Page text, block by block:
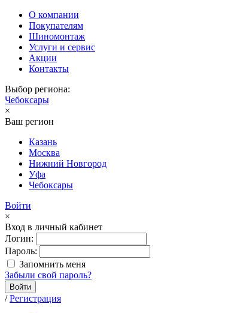
О компании
Покупателям
Шиномонтаж
Услуги и сервис
Акции
Контакты
Выбор региона:
Чебоксары
×
Ваш регион
Казань
Москва
Нижний Новгород
Уфа
Чебоксары
Войти
×
Вход в личный кабинет
Логин:
Пароль:
Запомнить меня
Забыли свой пароль?
Войти
/ Регистрация